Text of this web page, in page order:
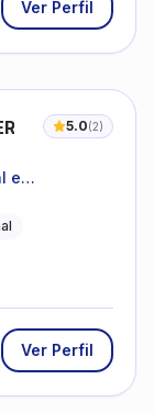
Ver Perfil
5.0(2)
e
Ver Perfil